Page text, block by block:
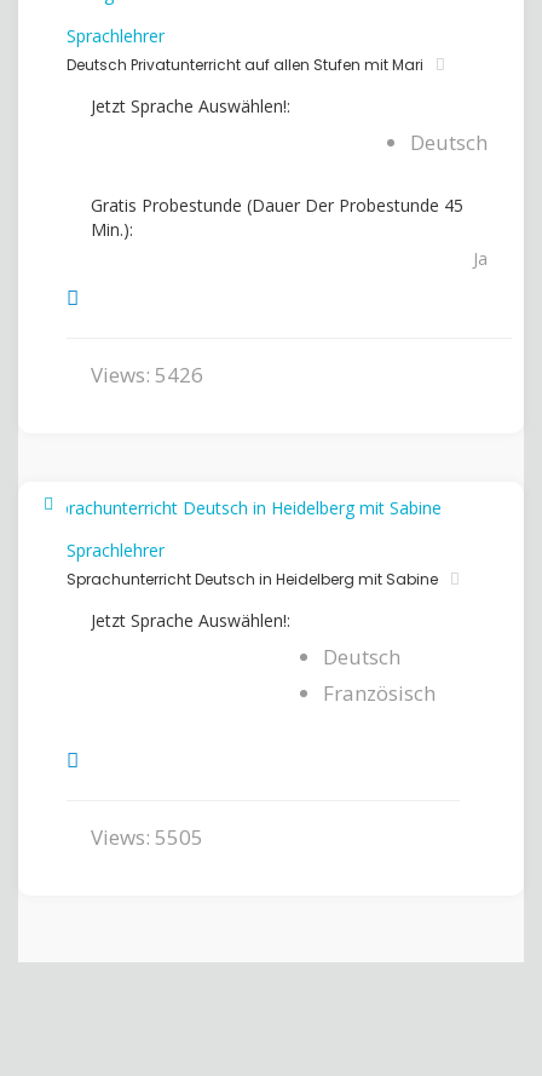
Sprachlehrer
Deutsch Privatunterricht auf allen Stufen mit Mari
Jetzt Sprache Auswählen!:
Deutsch
Gratis Probestunde (Dauer Der Probestunde 45
Min.):
Ja
Views: 5426
Sprachlehrer
Sprachunterricht Deutsch in Heidelberg mit Sabine
Jetzt Sprache Auswählen!:
Deutsch
Französisch
Views: 5505